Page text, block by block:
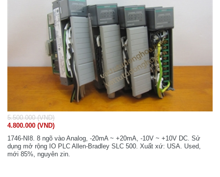
5.500.000 (VND)
4.800.000 (VND)
1746-NI8. 8 ngõ vào Analog, -20mA ~ +20mA, -10V ~ +10V DC. Sử
dụng mở rộng IO PLC Allen-Bradley SLC 500. Xuất xứ: USA. Used,
mới 85%, nguyên zin.